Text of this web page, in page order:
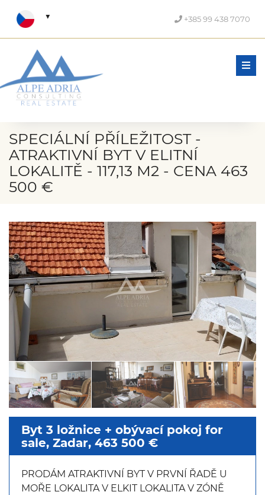
+385 99 438 7070
SPECIÁLNÍ PŘÍLEŽITOST -
ATRAKTIVNÍ BYT V ELITNÍ
LOKALITĚ - 117,13 M2 - CENA 463
500 €
Byt 3 ložnice + obývací pokoj for
sale, Zadar, 463 500 €
PRODÁM ATRAKTIVNÍ BYT V PRVNÍ ŘADĚ U
MOŘE LOKALITA V ELKIT LOKALITA V ZÓNĚ